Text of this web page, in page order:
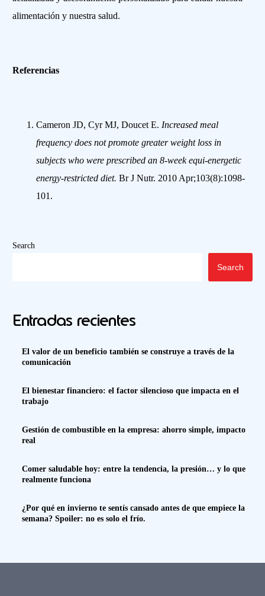
alimentación y nuestra salud.
Referencias
Cameron JD, Cyr MJ, Doucet E.Increased meal
frequency does not promote greater weight loss in
subjects who were prescribed an 8-week equi-energetic
energy-restricted diet. Br J Nutr. 2010 Apr;103(8):1098-
101.
Search
Search
Entradas recientes
El valor de un beneficio también se construye a través de la
comunicación
El bienestar financiero: el factor silencioso que impacta en el
trabajo
Gestión de combustible en la empresa: ahorro simple, impacto
real
Comer saludable hoy: entre la tendencia, la presión… y lo que
realmente funciona
¿Por qué en invierno te sentís cansado antes de que empiece la
semana? Spoiler: no es solo el frío.